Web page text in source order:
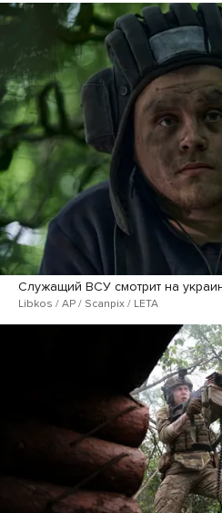
Служащий ВСУ смотрит на
Libkos / AP / Scanpix / LETA